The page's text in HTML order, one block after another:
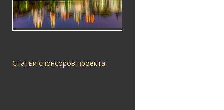
Статьи спонсоров проекта